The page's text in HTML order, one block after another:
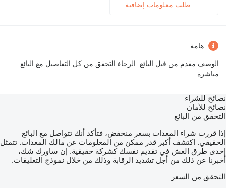
طلب معلومات إضافية
هامة
الوصف مقدم من قبل البائع. الرجاء التحقق من كل التفاصيل مع البائع
مباشرة.
نصائح للشراء
نصائح للأمان
التحقق من البائع
إذا قررت شراء المعدات بسعر منخفض، فتأكد أنك تتواصل مع البائع
الحقيقي. اكتشف أكبر قدر ممكن من المعلومات عن مالك المعدات. تتمثل
إحدى طرق الغش في تقديم نفسك كشركة حقيقية. إن ساورك شك،
أخبرنا عن ذلك من أجل تشديد الرقابة وذلك من خلال نموذج التعليقات.
التحقق من السعر